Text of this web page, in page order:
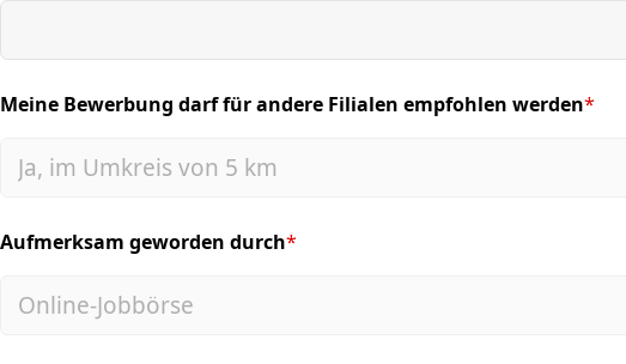
Meine Bewerbung darf für andere Filialen empfohlen werden*
(required)
Aufmerksam geworden durch*
(required)